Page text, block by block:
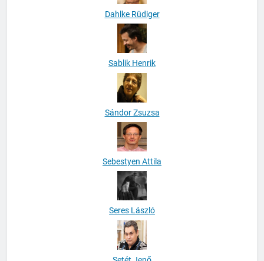
Dahlke Rüdiger
Sablik Henrik
Sándor Zsuzsa
Sebestyen Attila
Seres László